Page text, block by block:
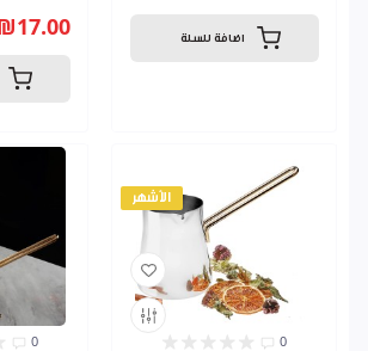
₪17.00 اضافة للسلة
0
الأشهر
0